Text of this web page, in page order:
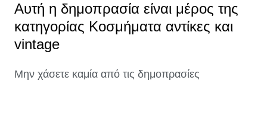
Αυτή η δημοπρασία είναι μέρος της
κατηγορίας Κοσμήματα αντίκες και
vintage
Μην χάσετε καμία από τις δημοπρασίες